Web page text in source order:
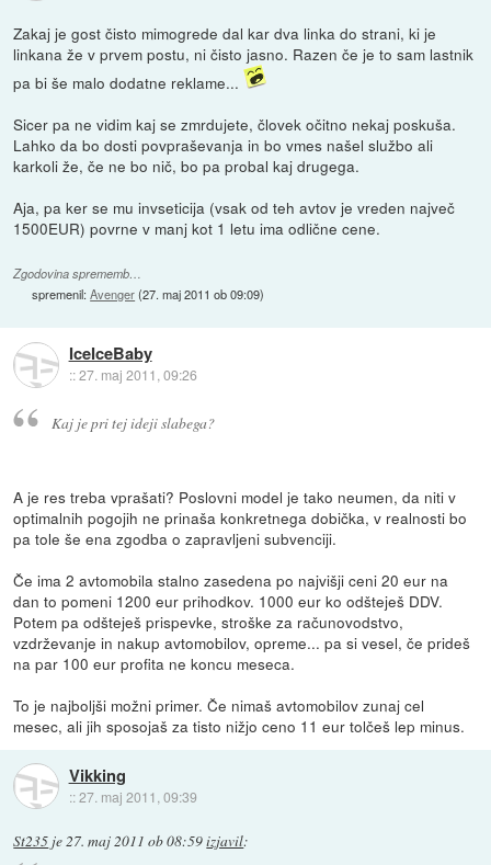
Zakaj je gost čisto mimogrede dal kar dva linka do strani, ki je
linkana že v prvem postu, ni čisto jasno. Razen če je to sam lastnik
pa bi še malo dodatne reklame...
Sicer pa ne vidim kaj se zmrdujete, človek očitno nekaj poskuša.
Lahko da bo dosti povpraševanja in bo vmes našel službo ali
karkoli že, če ne bo nič, bo pa probal kaj drugega.
Aja, pa ker se mu invseticija (vsak od teh avtov je vreden največ
1500EUR) povrne v manj kot 1 letu ima odlične cene.
Zgodovina sprememb…
spremenil:Avenger(27. maj 2011 ob 09:09)
IceIceBaby
::27. maj 2011, 09:26
Kaj je pri tej ideji slabega?
A je res treba vprašati? Poslovni model je tako neumen, da niti v
optimalnih pogojih ne prinaša konkretnega dobička, v realnosti bo
pa tole še ena zgodba o zapravljeni subvenciji.
Če ima 2 avtomobila stalno zasedena po najvišji ceni 20 eur na
dan to pomeni 1200 eur prihodkov. 1000 eur ko odšteješ DDV.
Potem pa odšteješ prispevke, stroške za računovodstvo,
vzdrževanje in nakup avtomobilov, opreme... pa si vesel, če prideš
na par 100 eur profita ne koncu meseca.
To je najboljši možni primer. Če nimaš avtomobilov zunaj cel
mesec, ali jih sposojaš za tisto nižjo ceno 11 eur tolčeš lep minus.
Vikking
::27. maj 2011, 09:39
St235 je27. maj 2011 ob 08:59izjavil: